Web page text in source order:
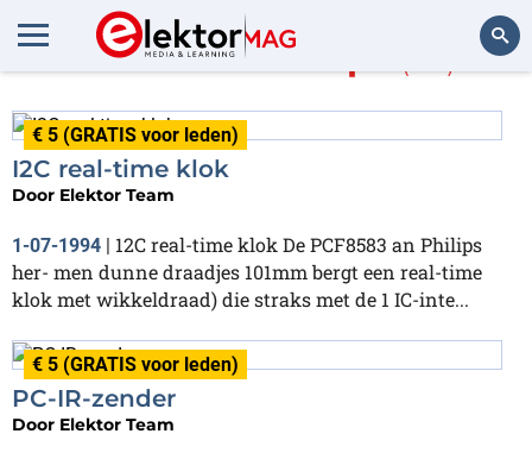
Meer overPhilips
€ 5 (GRATIS voor leden)
I2C real-time klok
Door Elektor Team
1-07-1994 | 12C real-time klok De PCF8583 an Philips
her- men dunne draadjes 101mm bergt een real-time
klok met wikkeldraad) die straks met de 1 IC-inte...
€ 5 (GRATIS voor leden)
PC-IR-zender
Door Elektor Team